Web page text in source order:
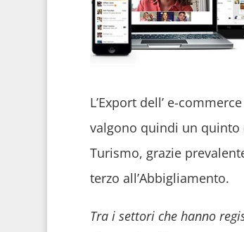
L’Export dell’ e-
valgono quindi un
Turismo, grazie
terzo all’Abbigliamento.
Tra i settori che hanno